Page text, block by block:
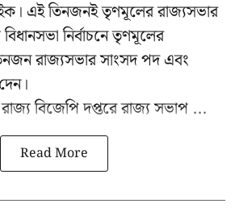
এই তিনজনই তৃণমূলের রাজ্যসভার
নির্বাচনে তৃণমূলের
রাজ্যসভার সাংসদ পদ এবং
বিজেপি দপ্তরেরাজ্য সভাপ ...
Read More